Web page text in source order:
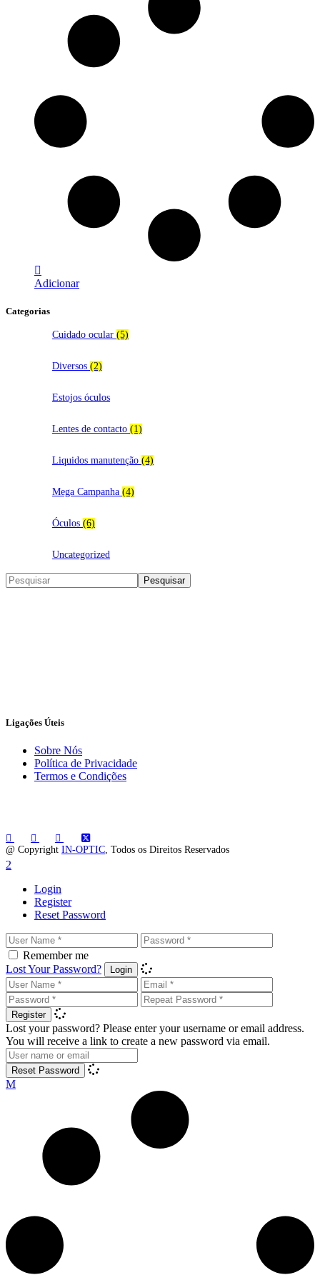
Adicionar
Categorias
Cuidado ocular (5)
Diversos (2)
Estojos óculos
Lentes de contacto (1)
Liquidos manutenção (4)
Mega Campanha (4)
Óculos (6)
Uncategorized
Search Pesquisar
Ligações Úteis
Sobre Nós
Política de Privacidade
Termos e Condições
@ Copyright IN-OPTIC, Todos os Direitos Reservados
Login
Register
Reset Password
Remember me
Lost Your Password?
Login
Register
Lost your password? Please enter your username or email address.
You will receive a link to create a new password via email.
Reset Password